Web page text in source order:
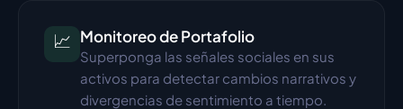
📈 Monitoreo de Portafolio
Superponga las señales sociales en sus
activos para detectar cambios narrativos y
divergencias de sentimiento a tiempo.